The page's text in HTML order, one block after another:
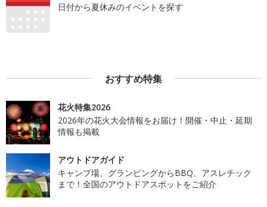
日付から夏休みのイベントを探す
おすすめ特集
花火特集2026
2026年の花火大会情報をお届け！開催・中止・延期
情報も掲載
アウトドアガイド
キャンプ場、グランピングからBBQ、アスレチック
まで！全国のアウトドアスポットをご紹介